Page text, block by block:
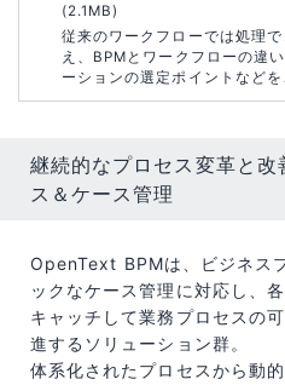
(2.1MB)
従来のワークフローでは処理
え、BPMとワークフローの違
ーションの選定ポイントなどを
継続的なプロセス変革と
ス＆ケース管理
OpenText BPMは、ビジネス
ックなケース管理に対応し、
キャッチして業務プロセスの
進するソリューション群。
体系化されたプロセスから動